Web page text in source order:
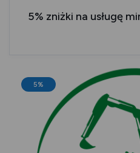
5% zniżki na usługę
5%